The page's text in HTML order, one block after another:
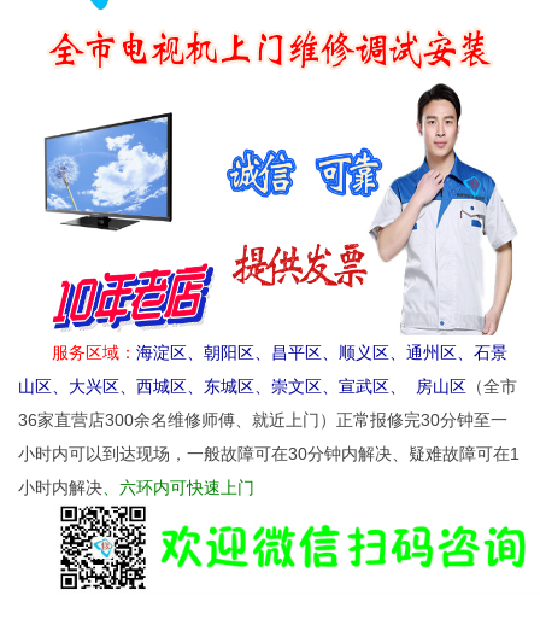
服务区域： 海淀区、朝阳区、昌平区、顺义区、通州区、石景
山区、大兴区、西城区、东城区、崇文区、宣武区、 房山区 （全市
36家直营店300余名维修师傅、就近上门）正常报修完30分钟至一
小时内可以到达现场，一般故障可在30分钟内解决、疑难故障可在1
小时内解决 、六环内可快速上门